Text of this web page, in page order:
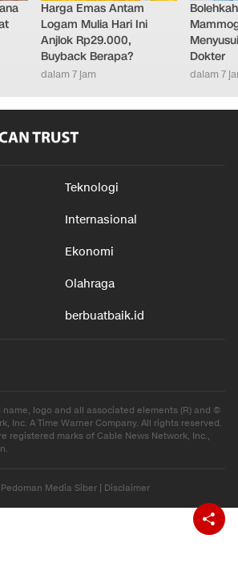
Harga Emas Antam
Logam Mulia Hari Ini
Anjlok Rp29.000,
Buyback Berapa?
dalam 7 jam
Dokter
dalam 7
Teknologi
Internasional
Ekonomi
Olahraga
berbuatbaik.id
name, logo and all associated elements (R) and ©
Inc. A Time Warner Company. All rights reserved.
registered marks of Cable News Network, Inc.,
Pedoman Media Siber Disclaimer